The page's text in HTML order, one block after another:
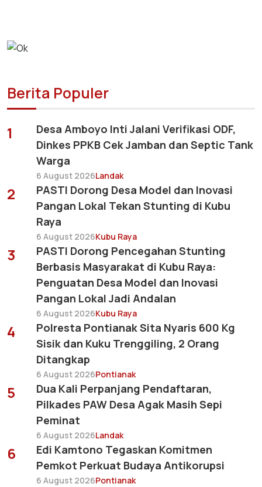
Berita Populer
1
Desa Amboyo Inti Jalani Verifikasi ODF,
Dinkes PPKB Cek Jamban dan Septic Tank
Warga
6 August 2026Landak
2
PASTI Dorong Desa Model dan Inovasi
Pangan Lokal Tekan Stunting di Kubu
Raya
6 August 2026Kubu Raya
3
PASTI Dorong Pencegahan Stunting
Berbasis Masyarakat di Kubu Raya:
Penguatan Desa Model dan Inovasi
Pangan Lokal Jadi Andalan
6 August 2026Kubu Raya
4
Polresta Pontianak Sita Nyaris 600 Kg
Sisik dan Kuku Trenggiling, 2 Orang
Ditangkap
6 August 2026Pontianak
5
Dua Kali Perpanjang Pendaftaran,
Pilkades PAW Desa Agak Masih Sepi
Peminat
6 August 2026Landak
6
Edi Kamtono Tegaskan Komitmen
Pemkot Perkuat Budaya Antikorupsi
6 August 2026Pontianak